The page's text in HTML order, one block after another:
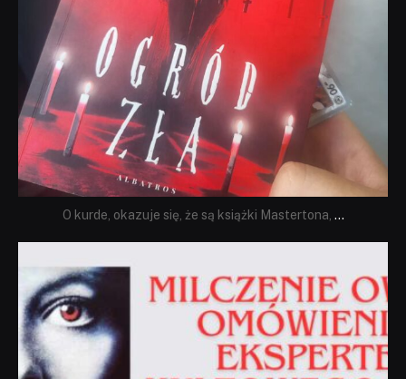
O kurde, okazuje się, że są książki Mastertona, ...